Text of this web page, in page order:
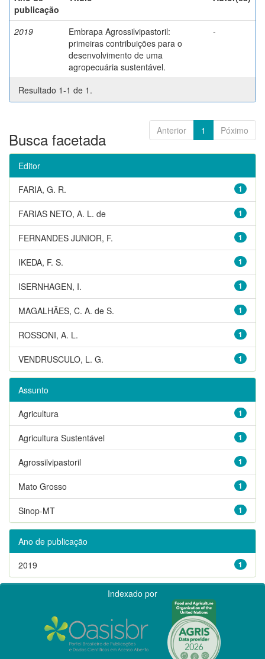
publicação
2019
Embrapa Agrossilvipastoril:
primeiras contribuições para o
desenvolvimento de uma
agropecuária sustentável.
-
Resultado 1-1 de 1.
Anterior 1 Póximo
Busca facetada
Editor
1
FARIA, G. R.
1
FARIAS NETO, A. L. de
1
FERNANDES JUNIOR, F.
1
IKEDA, F. S.
1
ISERNHAGEN, I.
1
MAGALHÃES, C. A. de S.
1
ROSSONI, A. L.
1
VENDRUSCULO, L. G.
Assunto
1
Agricultura
1
Agricultura Sustentável
1
Agrossilvipastoril
1
Mato Grosso
1
Sinop-MT
Ano de publicação
1
2019
Indexado por